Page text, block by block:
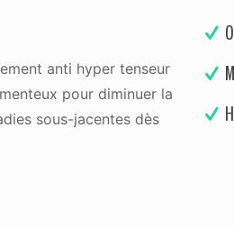
anti hyper tenseur
pour diminuer la
sous-jacentes dès